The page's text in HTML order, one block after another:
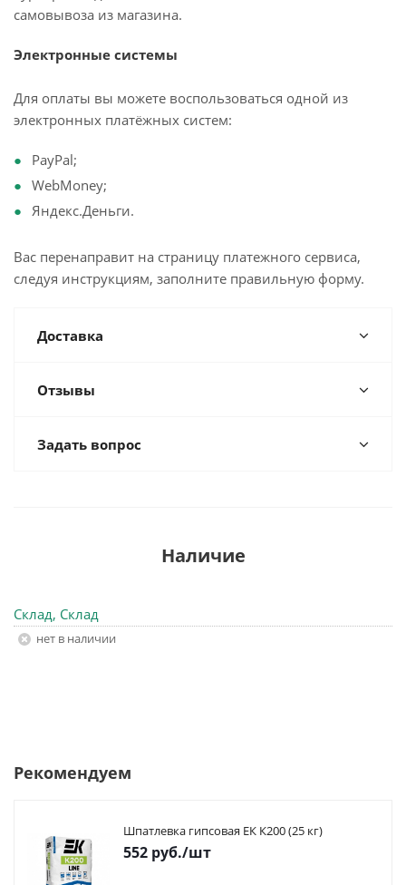
самовывоза из магазина.
Электронные системы
Для оплаты вы можете воспользоваться одной из
электронных платёжных систем:
PayPal;
WebMoney;
Яндекс.Деньги.
Вас перенаправит на страницу платежного сервиса,
следуя инструкциям, заполните правильную форму.
Доставка
Отзывы
Задать вопрос
Наличие
Склад, Склад
Нет в наличии
Рекомендуем
Шпатлевка гипсовая ЕК К200 (25 кг)
552 руб./шт